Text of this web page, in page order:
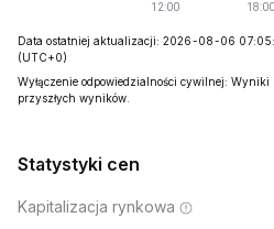
Data ostatniej aktualizacji: 2026-08-06
(UTC+0)
Wyłączenie odpowiedzialności cywilnej:
przyszłych wyników.
Statystyki cen
Kapitalizacja rynkowa